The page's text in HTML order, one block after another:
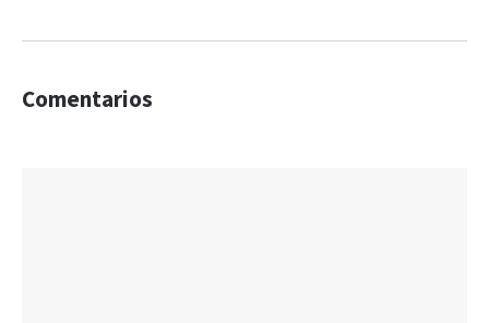
Comentarios